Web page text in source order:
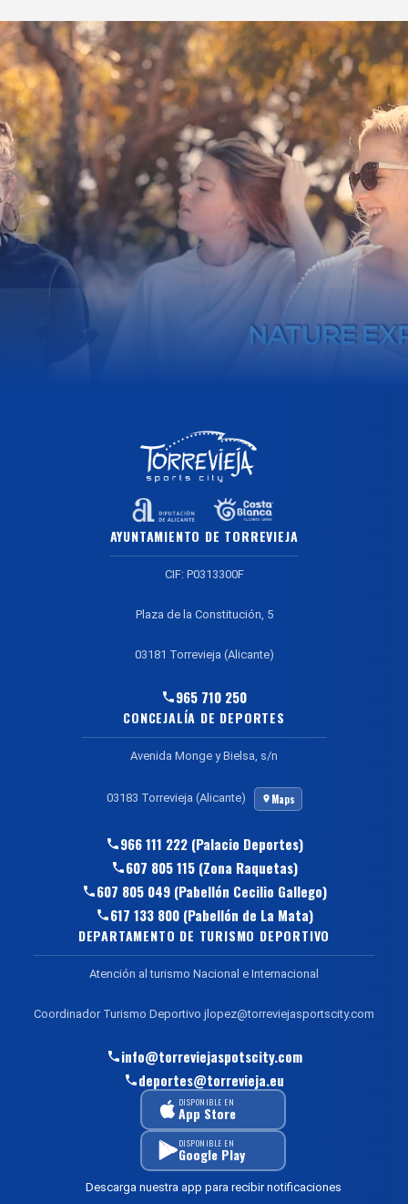
AYUNTAMIENTO DE TORREVIEJA
CIF: P0313300F
Plaza de la Constitución, 5
03181 Torrevieja (Alicante)
965 710 250
CONCEJALÍA DE DEPORTES
Avenida Monge y Bielsa, s/n
03183 Torrevieja (Alicante) Maps
966 111 222 (Palacio Deportes)
607 805 115 (Zona Raquetas)
607 805 049 (Pabellón Cecilio Gallego)
617 133 800 (Pabellón de La Mata)
DEPARTAMENTO DE TURISMO DEPORTIVO
Atención al turismo Nacional e Internacional
Coordinador Turismo Deportivo jlopez@torreviejasportscity.com
info@torreviejaspotscity.com
deportes@torrevieja.eu
DISPONIBLE EN
App Store
DISPONIBLE EN
Google Play
Descarga nuestra app para recibir notificaciones